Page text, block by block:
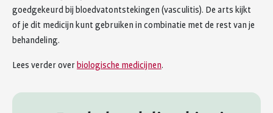
goedgekeurd bij bloedvatontstekingen (vasculitis). De arts kijkt
of je dit medicijn kunt gebruiken in combinatie met de rest van je
behandeling.
Lees verder overbiologische medicijnen.